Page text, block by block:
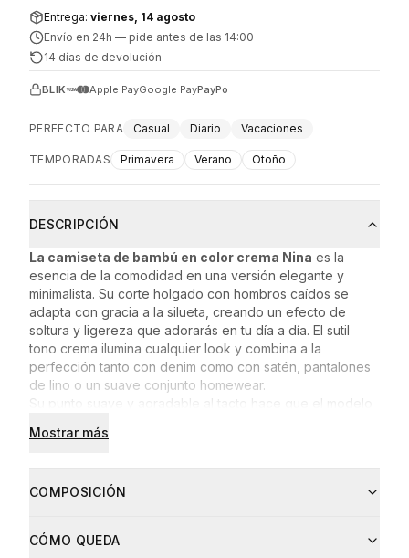
Entrega: viernes, 14 agosto
Envío en 24h — pide antes de las 14:00
14 días de devolución
BLIK Apple PayGoogle PayPayPo
PERFECTO PARA Casual Diario Vacaciones
TEMPORADAS Primavera Verano Otoño
DESCRIPCIÓN
La camiseta de bambú en color crema Nina es la
esencia de la comodidad en una versión elegante y
minimalista. Su corte holgado con hombros caídos se
adapta con gracia a la silueta, creando un efecto de
soltura y ligereza que adorarás en tu día a día. El sutil
tono crema ilumina cualquier look y combina a la
perfección tanto con denim como con satén, pantalones
de lino o un suave conjunto homewear.
Su punto suave y agradable al tacto hace que el modelo
una base atemporal de armario que funciona en
femenina, cómoda y con estilo.
Mostrar más
COMPOSICIÓN
Tejido de bambú.
CÓMO QUEDA